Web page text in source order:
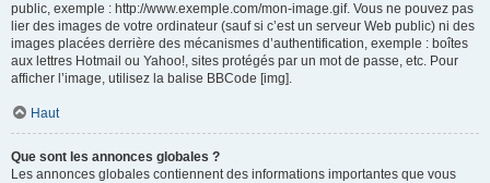
public, exemple : http://www.exemple.com/mon-image.gif. Vous ne pouvez pas
lier des images de votre ordinateur (sauf si c’est un serveur Web public) ni des
images placées derrière des mécanismes d’authentification, exemple : boîtes
aux lettres Hotmail ou Yahoo!, sites protégés par un mot de passe, etc. Pour
afficher l’image, utilisez la balise BBCode [img].
Haut
Que sont les annonces globales ?
Les annonces globales contiennent des informations importantes que vous